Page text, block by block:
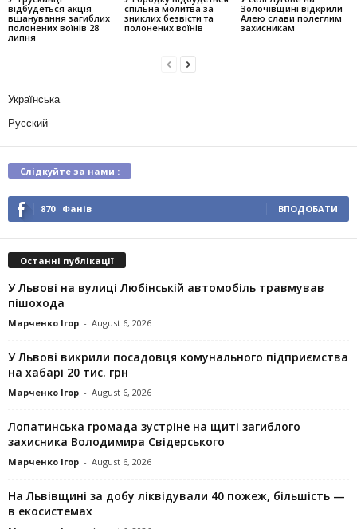
відбудеться акція
вшанування загиблих
полонених воїнів 28
липня
спільна молитва за
зниклих безвісти та
полонених воїнів
Золочівщині відкрили
Алею слави полеглим
захисникам
Українська
Русский
Слідкуйте за нами :
870 Фанів ВПОДОБАТИ
Останні публікації
У Львові на вулиці Любінській автомобіль травмував
пішохода
Марченко Ігор - August 6, 2026
У Львові викрили посадовця комунального підприємства
на хабарі 20 тис. грн
Марченко Ігор - August 6, 2026
Лопатинська громада зустріне на щиті загиблого
захисника Володимира Свідерського
Марченко Ігор - August 6, 2026
На Львівщині за добу ліквідували 40 пожеж, більшість —
в екосистемах